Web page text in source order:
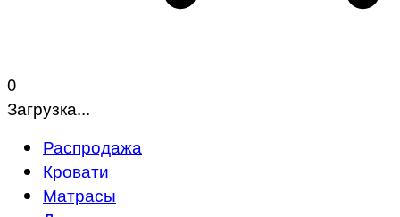
0
Загрузка...
Распродажа
Кровати
Матрасы